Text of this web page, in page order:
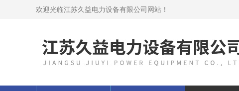
欢迎光临江苏久益电力设备有限公司网站！